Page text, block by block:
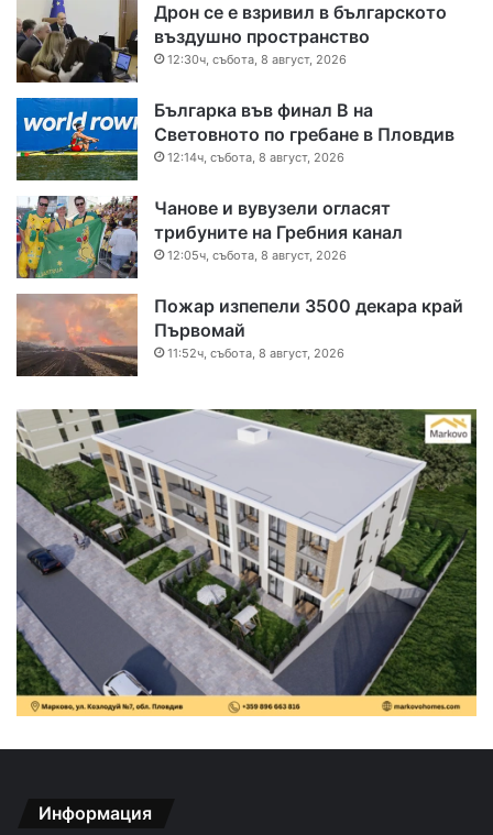
Дрон се е взривил в българското
въздушно пространство
12:30ч, събота, 8 август, 2026
Българка във финал B на
Световното по гребане в Пловдив
12:14ч, събота, 8 август, 2026
Чанове и вувузели огласят
трибуните на Гребния канал
12:05ч, събота, 8 август, 2026
Пожар изпепели 3500 декара край
Първомай
11:52ч, събота, 8 август, 2026
Информация